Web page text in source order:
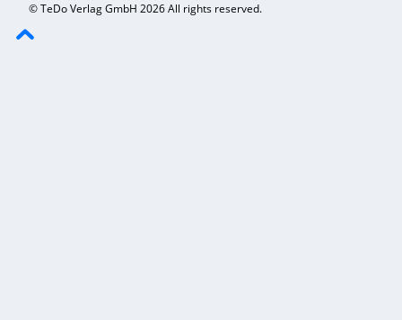
© TeDo Verlag GmbH 2026 All rights reserved.